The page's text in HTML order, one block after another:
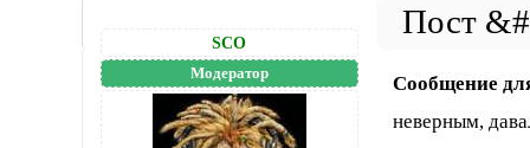
SCO
Модератор
Сообщение
неверным,